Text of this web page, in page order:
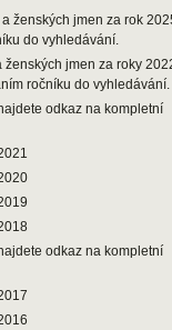
ženských jmen za rok
do vyhledávání.
jmen za roky
ročníku do vyhledávání.
odkaz na kompletní
odkaz na kompletní